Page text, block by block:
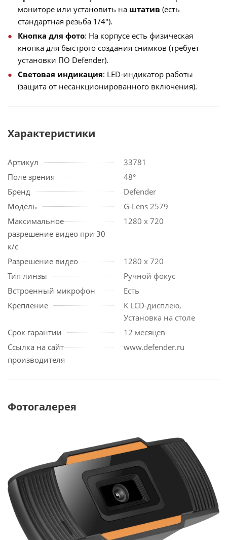
мониторе или установить на штатив (есть
стандартная резьба 1/4").
Кнопка для фото: На корпусе есть физическая
кнопка для быстрого создания снимков (требует
установки ПО Defender).
Световая индикация: LED-индикатор работы
(защита от несанкционированного включения).
Характеристики
Артикул
33781
Поле зрения
48°
Бренд
Defender
Модель
G-Lens 2579
Максимальное
разрешение видео при 30
к/с
1280 x 720
Разрешение видео
1280 x 720
Тип линзы
Ручной фокус
Встроенный микрофон
Есть
Крепление
К LCD-дисплею,
Установка на столе
Срок гарантии
12 месяцев
Ссылка на сайт
производителя
www.defender.ru
Фотогалерея